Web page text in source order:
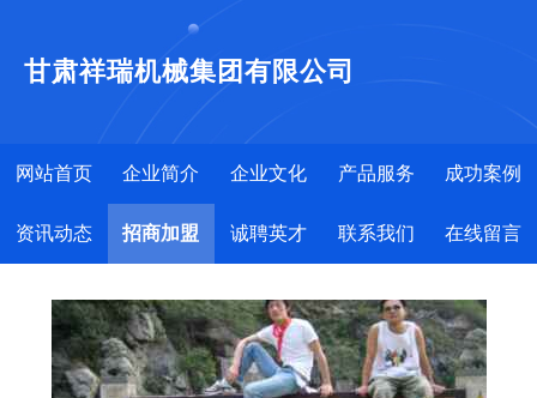
甘肃祥瑞机械集团有限公司
网站首页 企业简介 企业文化 产品服务 成功案例
资讯动态 招商加盟 诚聘英才 联系我们 在线留言